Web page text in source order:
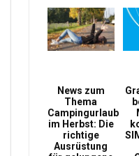
News zum
Thema
Campingurlaub
im Herbst: Die
richtige
Ausrüstung